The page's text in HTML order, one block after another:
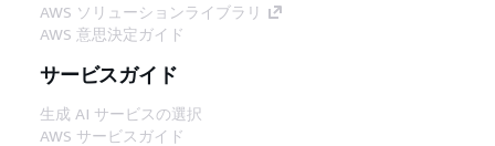
AWS ソリューションライブラリ
AWS 意思決定ガイド
サービスガイド
生成 AI サービスの選択
AWS サービスガイド